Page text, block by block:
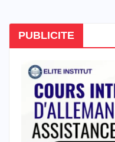
PUBLICITE